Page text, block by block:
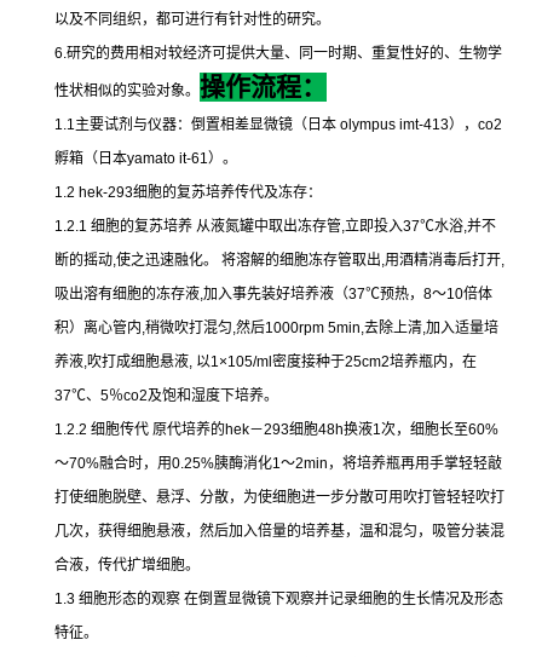
以及不同组织，都可进行有针对性的研究。
6.研究的费用相对较经济可提供大量、同一时期、重复性好的、生物学
性状相似的实验对象。 操作流程：
1.1主要试剂与仪器：倒置相差显微镜（日本 olympus imt-413）， co2
孵箱（日本yamato it-61）。
1.2 hek-293细胞的复苏培养传代及冻存：
1.2.1 细胞的复苏培养 从液氮罐中取出冻存管,立即投入37℃水浴,并不
断的摇动,使之迅速融化。 将溶解的细胞冻存管取出,用酒精消毒后打开,
吸出溶有细胞的冻存液,加入事先装好培养液（37℃预热， 8～10倍体
积）离心管内,稍微吹打混匀,然后1000rpm 5min,去除上清,加入适量培
养液,吹打成细胞悬液, 以1×105/ml 密度接种于25cm2培养瓶内，在
37℃、 5％co2及饱和湿度下培养。
1.2.2 细胞传代 原代培养的hek－293细胞48h换液1次，细胞长至60%
～70%融合时，用0.25%胰酶消化1～2min ，将培养瓶再用手掌轻轻敲
打使细胞脱壁、悬浮、分散，为使细胞进一步分散可用吹打管轻轻吹打
几次，获得细胞悬液，然后加入倍量的培养基，温和混匀，吸管分装混
合液，传代扩增细胞。
1.3 细胞形态的观察 在倒置显微镜下观察并记录细胞的生长情况及形态
特征。